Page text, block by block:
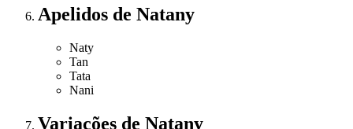
Apelidos de Natany
Naty
Tan
Tata
Nani
Variações de Natany